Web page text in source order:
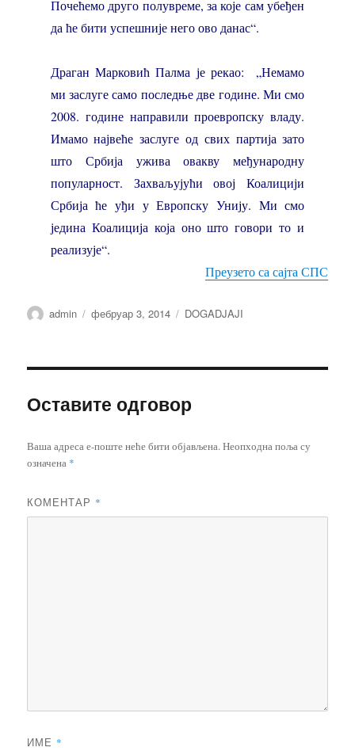
Почећемо друго полувреме, за које сам убеђен
да ће бити успешније него ово данас“.
Драган Марковић Палма је рекао: „Немамо
ми заслуге само последње две године. Ми смо
2008. године направили проевропску владу.
Имамо највеће заслуге од свих партија зато
што Србија ужива овакву међународну
популарност. Захваљујући овој Коалицији
Србија ће уђи у Европску Унију. Ми смо
једина Коалиција која оно што говори то и
реализује“.
Преузето са сајта СПС
Аутор
admin Објављено
фебруар 3, 2014 Категорије
DOGADJAJI
Оставите одговор
Ваша адреса е-поште неће бити објављена.Неопходна поља су
означена *
КОМЕНТАР *
ИМЕ *